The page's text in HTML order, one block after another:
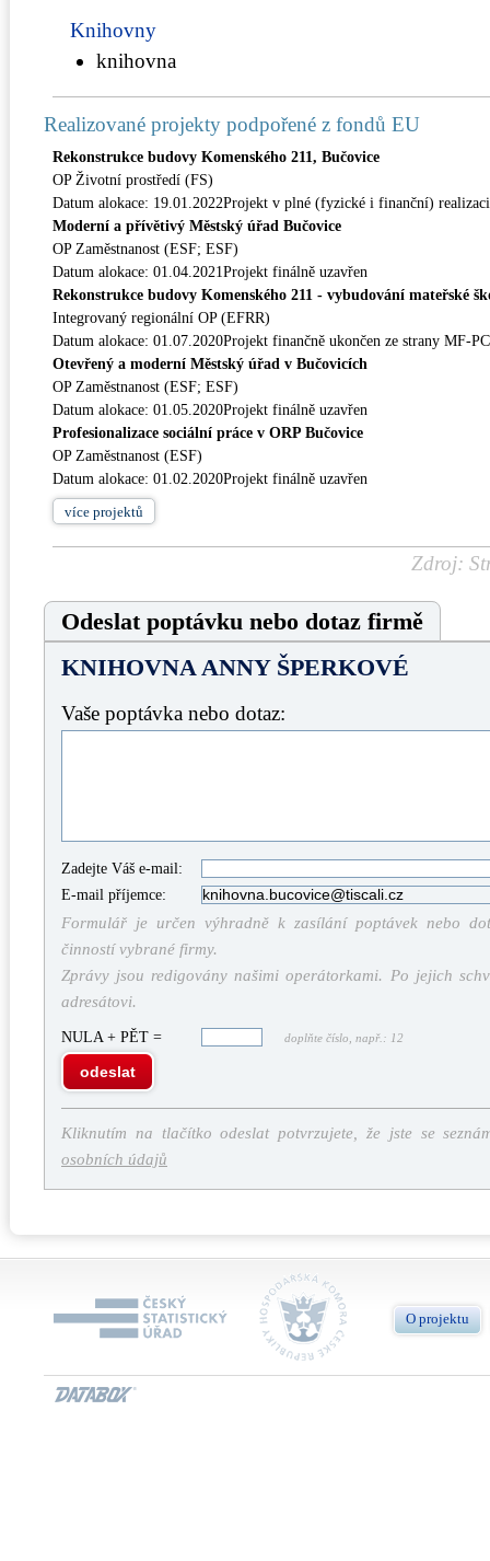
Knihovny
knihovna
Realizované projekty podpořené z fondů EU
Rekonstrukce budovy Komenského 211, Bučovice
OP Životní prostředí (FS)
Datum alokace: 19.01.2022Projekt v plné (fyzické i finanční) realizaci
Moderní a přívětivý Městský úřad Bučovice
OP Zaměstnanost (ESF; ESF)
Datum alokace: 01.04.2021Projekt finálně uzavřen
Rekonstrukce budovy Komenského 211 - vybudování mateřské
Integrovaný regionální OP (EFRR)
Datum alokace: 01.07.2020Projekt finančně ukončen ze strany MF-
Otevřený a moderní Městský úřad v Bučovicích
OP Zaměstnanost (ESF; ESF)
Datum alokace: 01.05.2020Projekt finálně uzavřen
Profesionalizace sociální práce v ORP Bučovice
OP Zaměstnanost (ESF)
Datum alokace: 01.02.2020Projekt finálně uzavřen
více projektů
Zdroj:
Odeslat poptávku nebo dotaz firmě
KNIHOVNA ANNY ŠPERKOVÉ
Vaše poptávka nebo dotaz:
Zadejte Váš e-mail:
E-mail příjemce:
Formulář je určen výhradně k zasílání poptávek nebo
činností vybrané firmy.
Zprávy jsou redigovány našimi operátorkami. Po jejich
adresátovi.
NULA + PĚT = doplňte číslo, např.: 12
odeslat
Kliknutím na tlačítko odeslat potvrzujete, že jste se
osobních údajů
O projektu